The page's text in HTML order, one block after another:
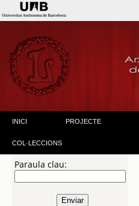
INICI PROJECTE
COL·LECCIONS
Paraula clau: